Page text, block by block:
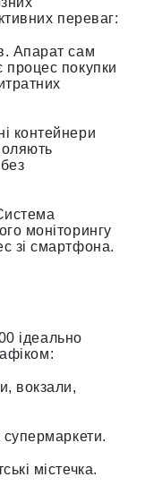
переваг:
Апарат сам
покупки
контейнери
моніторингу
зі смартфона.
ідеально
вокзали,
супермаркети.
містечка.